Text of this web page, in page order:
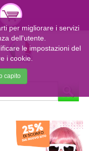
per migliorare i servizi
dell'utente.
le impostazioni del
i cookie.
capito